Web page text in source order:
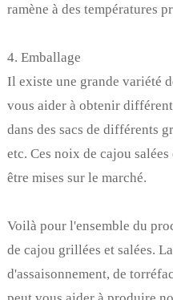
ramène à des températures
4. Emballage
Il existe une grande variété
vous aider à obtenir
dans des sacs de différents
etc. Ces noix de cajou
être mises sur le marché.
Voilà pour l'ensemble du
de cajou grillées et salées.
d'assaisonnement, de